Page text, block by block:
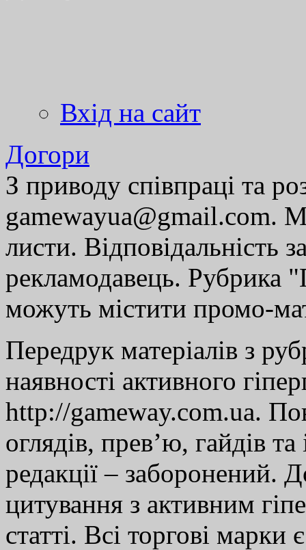
Вхід на сайт
Догори
З приводу співпраці та
gamewayua@gmail.com.
листи. Відповідальність
рекламодавець. Рубрика
можуть містити промо-
Передрук матеріалів з
наявності активного
http://gameway.com.ua.
оглядів, прев’ю, гайдів
редакції – заборонений.
цитування з активним
статті. Всі торгові марки